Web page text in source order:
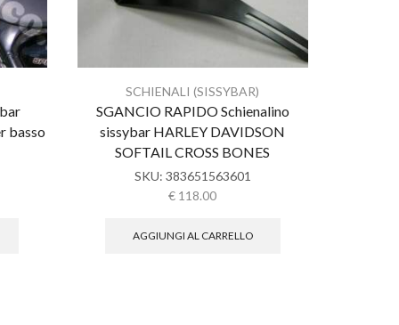
basso
SCHIENALI (SISSYBAR)
SGANCIO RAPIDO Schienalino
sissybar HARLEY DAVIDSON
SOFTAIL CROSS BONES
SKU: 383651563601
€ 118.00
AGGIUNGI AL CARRELLO